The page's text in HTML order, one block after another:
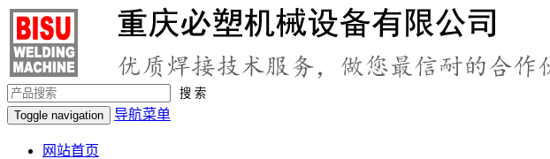
搜 索
Toggle navigation
导航菜单
网站首页